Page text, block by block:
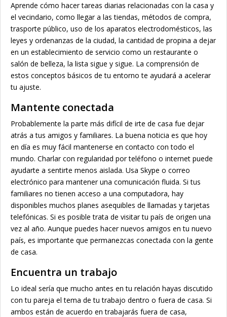
Aprende cómo hacer tareas diarias relacionadas con la casa y
el vecindario, como llegar a las tiendas, métodos de compra,
trasporte público, uso de los aparatos electrodomésticos, las
leyes y ordenanzas de la ciudad, la cantidad de propina a dejar
en un establecimiento de servicio como un restaurante o
salón de belleza, la lista sigue y sigue. La comprensión de
estos conceptos básicos de tu entorno te ayudará a acelerar
tu ajuste.
Mantente conectada
Probablemente la parte más difícil de irte de casa fue dejar
atrás a tus amigos y familiares. La buena noticia es que hoy
en día es muy fácil mantenerse en contacto con todo el
mundo. Charlar con regularidad por teléfono o internet puede
ayudarte a sentirte menos aislada. Usa Skype o correo
electrónico para mantener una comunicación fluida. Si tus
familiares no tienen acceso a una computadora, hay
disponibles muchos planes asequibles de llamadas y tarjetas
telefónicas. Si es posible trata de visitar tu país de origen una
vez al año. Aunque puedes hacer nuevos amigos en tu nuevo
país, es importante que permanezcas conectada con la gente
de casa.
Encuentra un trabajo
Lo ideal sería que mucho antes en tu relación hayas discutido
con tu pareja el tema de tu trabajo dentro o fuera de casa. Si
ambos están de acuerdo en trabajarás fuera de casa,